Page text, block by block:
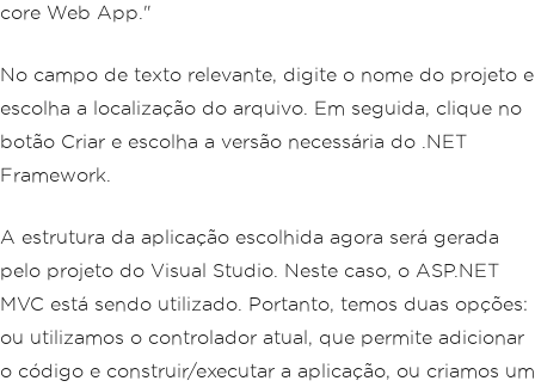
core Web App."
No campo de texto relevante, digite o nome do projeto e
escolha a localização do arquivo. Em seguida, clique no
botão Criar e escolha a versão necessária do .NET
Framework.
A estrutura da aplicação escolhida agora será gerada
pelo projeto do Visual Studio. Neste caso, o ASP.NET
MVC está sendo utilizado. Portanto, temos duas opções:
ou utilizamos o controlador atual, que permite adicionar
o código e construir/executar a aplicação, ou criamos um